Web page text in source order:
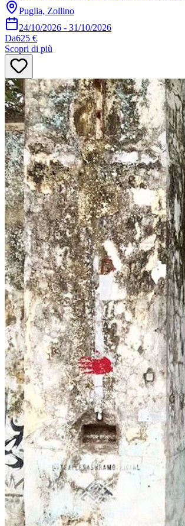
Puglia, Zollino
24/10/2026 - 31/10/2026
Da625 €
Scopri di più